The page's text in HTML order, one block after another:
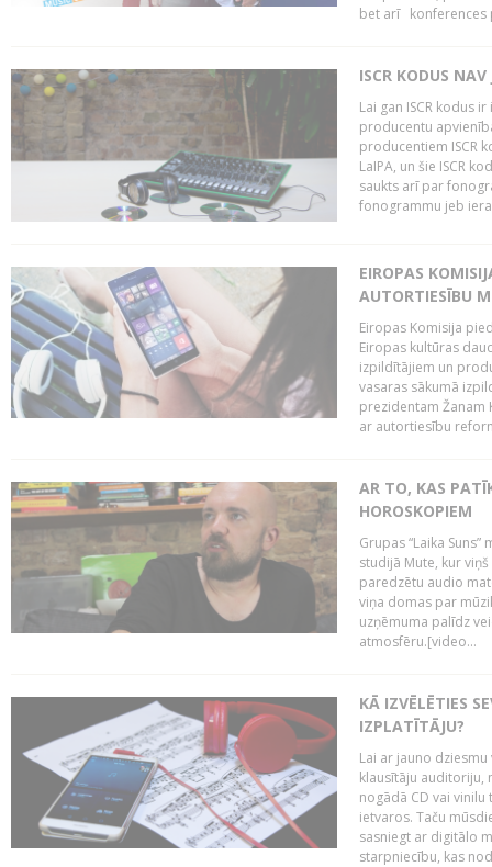
bet arī konferences
ISCR KODUS
Lai gan ISCR kodus
producentu
producentiem ISCR
LaIPA, un šie ISCR
saukts arī par
fonogrammu jeb
EIROPAS
AUTORTIESĪBU
Eiropas Komisija
Eiropas kultūras
izpildītājiem un
vasaras sākumā
prezidentam Žanam
ar autortiesību
AR TO, KAS
HOROSKOPIEM
Grupas “Laika
studijā Mute, kur
paredzētu audio
viņa domas par
uzņēmuma palīdz
atmosfēru.[video...
KĀ IZVĒLĒTIES
IZPLATĪTĀJU?
Lai ar jauno
klausītāju auditoriju,
nogādā CD vai
ietvaros. Taču
sasniegt ar digitālo
starpniecību, kas